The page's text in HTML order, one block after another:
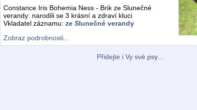
Constance Iris Bohemia Ness - Brik ze Slunečné
verandy: narodili se 3 krásní a zdraví kluci
Vkladatel záznamu: ze Slunečné verandy
Zobraz podrobnosti...
Přidejte i Vy své psy...